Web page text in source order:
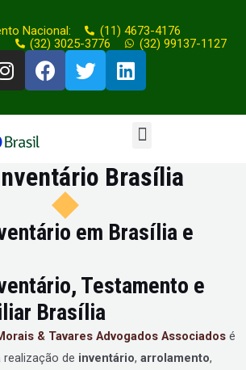
Nacional:
(11) 4673-4176
(32) 3025-3776 (32) 99137-1127
Brasília
em Brasília e
Testamento e
Brasília
& Tavares Advogados Associados é
de inventário, arrolamento,